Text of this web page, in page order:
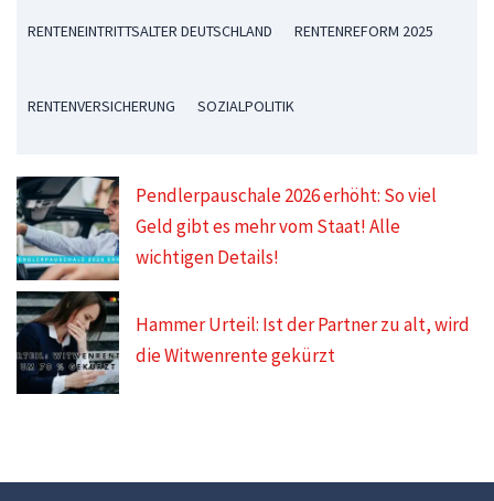
RENTENEINTRITTSALTER DEUTSCHLAND RENTENREFORM 2025
RENTENVERSICHERUNG SOZIALPOLITIK
Pendlerpauschale 2026 erhöht: So viel
Geld gibt es mehr vom Staat! Alle
wichtigen Details!
Hammer Urteil: Ist der Partner zu alt, wird
die Witwenrente gekürzt